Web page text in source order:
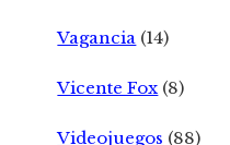
Vagancia (14)
Vicente Fox (8)
Videojuegos (88)